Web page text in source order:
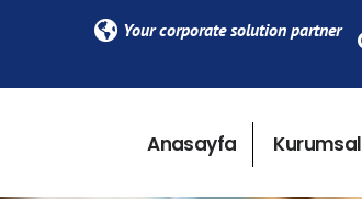
Your corporate solution partner
Anasayfa Kurumsal